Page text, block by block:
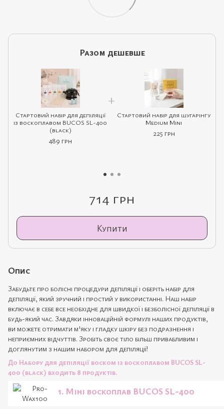
Разом дешевше
Стартовий набір для депіляції
із воскоплавом BUCOS SL-400
(black)
489 грн
Стартовий набір для шугарінгу
Medium Mini
225 грн
714 грн
Купити
Опис
Забудьте про болісні процедури депіляції і оберіть набір для
депіляції, який зручний і простий у використанні. Наш набір
включає в себе все необхідне для швидкої і безболісної депіляції в
будь-який час. Завдяки інноваційній формулі наших продуктів,
ви можете отримати м'яку і гладку шкіру без подразнення і
неприємних відчуттів. Зробіть своє тіло більш привабливим і
доглянутим з нашим набором для депіляції!
До Набору для депіляції воском із воскоплавом BUCOS SL-
400 (black) входить 8 продуктів.
1. Міні воскоплав BUCOS SL-400